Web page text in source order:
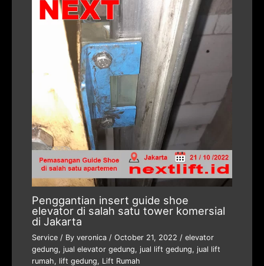
Penggantian insert guide shoe
elevator di salah satu tower komersial
di Jakarta
Service / Byveronica /October 21, 2022 /elevator
gedung, jual elevator gedung, jual lift gedung, jual lift
rumah, lift gedung, Lift Rumah